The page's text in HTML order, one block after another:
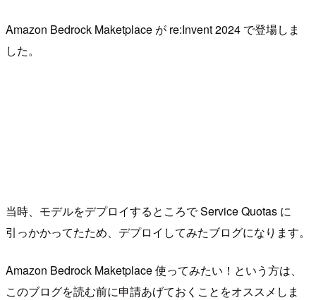
Amazon Bedrock Maketplace が re:Invent 2024 で登場しま
した。
当時、モデルをデプロイするところで Service Quotas に
引っかかってたため、デプロイしてみたブログになります。
Amazon Bedrock Maketplace 使ってみたい！という方は、
このブログを読む前に申請あげておくことをオススメしま